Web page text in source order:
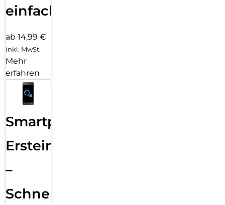
einfach
ab 14,99 €
inkl. MwSt.
Mehr
erfahren
Smartphone
Ersteinrichtung
–
Schnelle